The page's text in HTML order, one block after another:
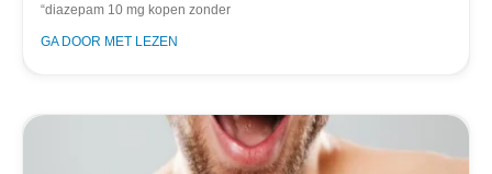
“diazepam 10 mg kopen zonder
GA DOOR MET LEZEN